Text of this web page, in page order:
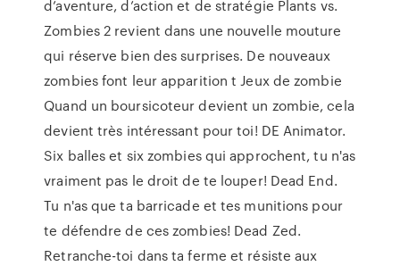
d’aventure, d’action et de stratégie Plants vs.
Zombies 2 revient dans une nouvelle mouture
qui réserve bien des surprises. De nouveaux
zombies font leur apparition t Jeux de zombie
Quand un boursicoteur devient un zombie, cela
devient très intéressant pour toi! DE Animator.
Six balles et six zombies qui approchent, tu n'as
vraiment pas le droit de te louper! Dead End.
Tu n'as que ta barricade et tes munitions pour
te défendre de ces zombies! Dead Zed.
Retranche-toi dans ta ferme et résiste aux